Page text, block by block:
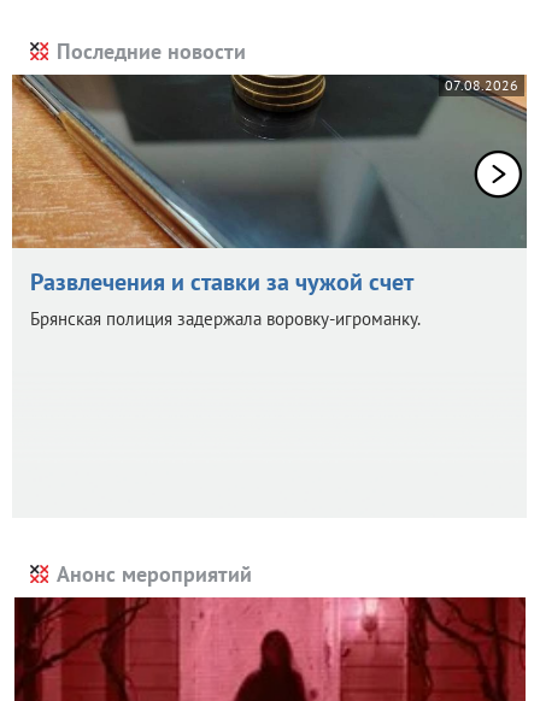
Последние новости
07.08.2026
Развлечения и ставки за чужой счет
Брянская полиция задержала воровку-игроманку.
Анонс мероприятий